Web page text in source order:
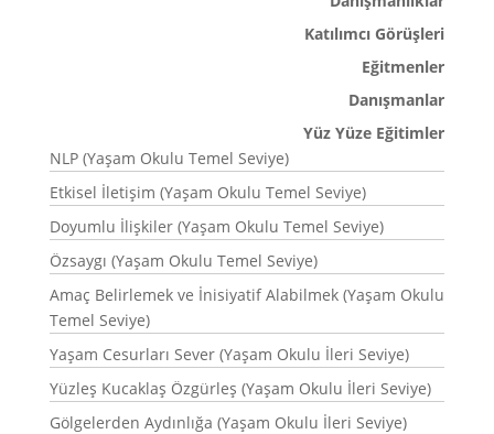
Katılımcı Görüşleri
Eğitmenler
Danışmanlar
Yüz Yüze Eğitimler
NLP (Yaşam Okulu Temel Seviye)
Etkisel İletişim (Yaşam Okulu Temel Seviye)
Doyumlu İlişkiler (Yaşam Okulu Temel Seviye)
Özsaygı (Yaşam Okulu Temel Seviye)
Amaç Belirlemek ve İnisiyatif Alabilmek (Yaşam Okulu
Temel Seviye)
Yaşam Cesurları Sever (Yaşam Okulu İleri Seviye)
Yüzleş Kucaklaş Özgürleş (Yaşam Okulu İleri Seviye)
Gölgelerden Aydınlığa (Yaşam Okulu İleri Seviye)